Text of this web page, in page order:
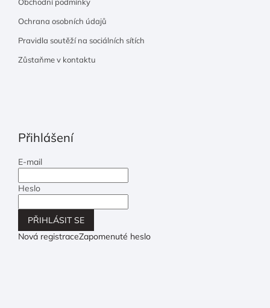
Ochrana osobních údajů
Pravidla soutěží na sociálních sítích
Zůstaňme v kontaktu
Přihlášení
E-mail
Heslo
PŘIHLÁSIT SE
Nová registraceZapomenuté heslo